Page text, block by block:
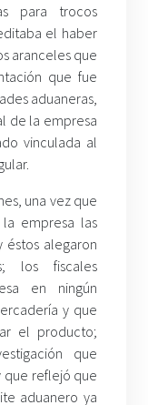
para trocos
el haber
aranceles que
que fue
aduaneras,
de la empresa
vinculada al
una vez que
empresa las
éstos alegaron
los fiscales
en ningún
y que
el producto;
que
que reflejó que
aduanero ya